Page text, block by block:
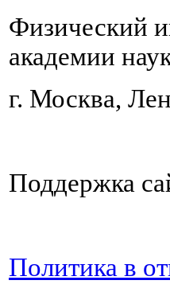
Физический
академии
г. Москва,
Поддержка
Политика в